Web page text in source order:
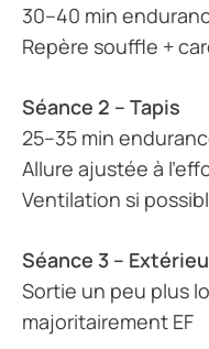
30–40 min
Repère souffle +
Séance 2 – Tapis
25–35 min
Allure ajustée à
Ventilation si
Séance 3 –
Sortie un peu plus
majoritairement EF